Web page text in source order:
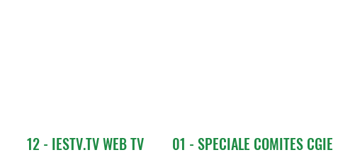
12 - IESTV.TV WEB TV 01 - SPECIALE COMITES CGIE